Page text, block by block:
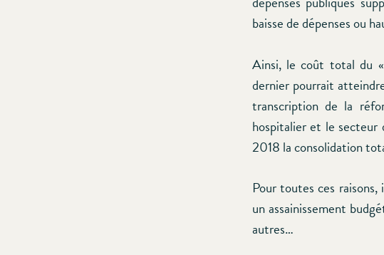
baisse de dépenses ou
Ainsi, le coût total du
dernier pourrait
transcription de la
hospitalier et le secteur
2018 la consolidation
Pour toutes ces
un assainissement
autres…